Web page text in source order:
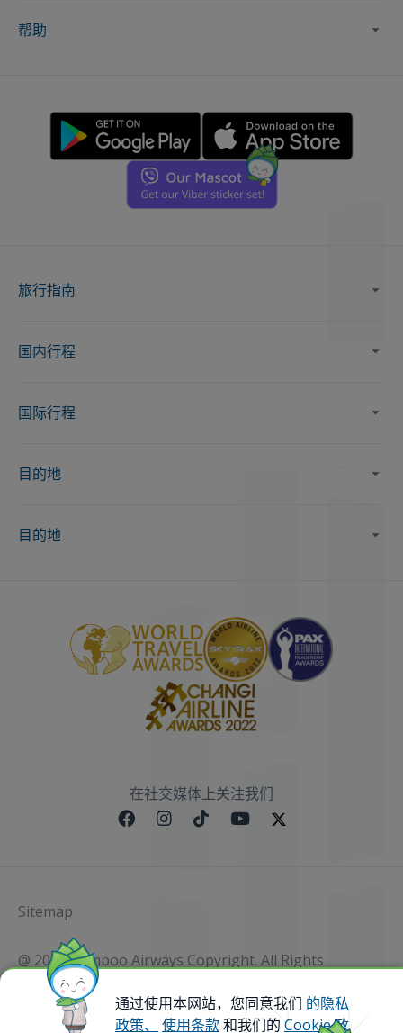
帮助
旅行指南
国内行程
国际行程
目的地
目的地
在社交媒体上关注我们
Sitemap
@ 2023 Bamboo Airways Copyright. All Rights
Reserved.
Business Registration Code: 010786737
通过使用本网站，您同意我们 的隐私
政策、
使用条款和我们的Cookie 政